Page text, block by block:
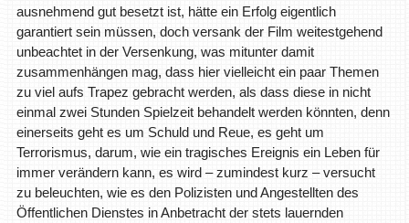
ausnehmend gut besetzt ist, hätte ein Erfolg eigentlich
garantiert sein müssen, doch versank der Film weitestgehend
unbeachtet in der Versenkung, was mitunter damit
zusammenhängen mag, dass hier vielleicht ein paar Themen
zu viel aufs Trapez gebracht werden, als dass diese in nicht
einmal zwei Stunden Spielzeit behandelt werden könnten, denn
einerseits geht es um Schuld und Reue, es geht um
Terrorismus, darum, wie ein tragisches Ereignis ein Leben für
immer verändern kann, es wird – zumindest kurz – versucht
zu beleuchten, wie es den Polizisten und Angestellten des
Öffentlichen Dienstes in Anbetracht der stets lauernden